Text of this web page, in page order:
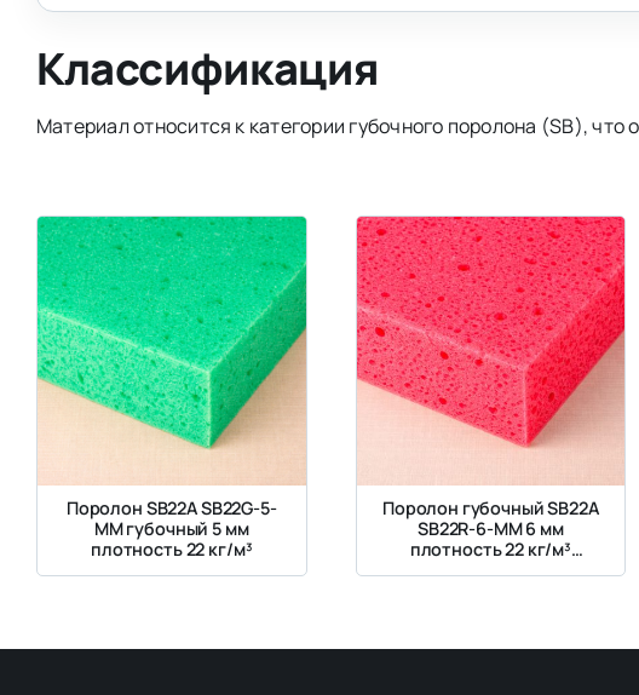
Классификация
Материал относится к категории губочного поролона (SB),
Поролон SB22A SB22G-5-
MM губочный 5 мм
плотность 22 кг/м³
Поролон губочный SB22A
SB22R-6-MM 6 мм
плотность 22 кг/м³
красный